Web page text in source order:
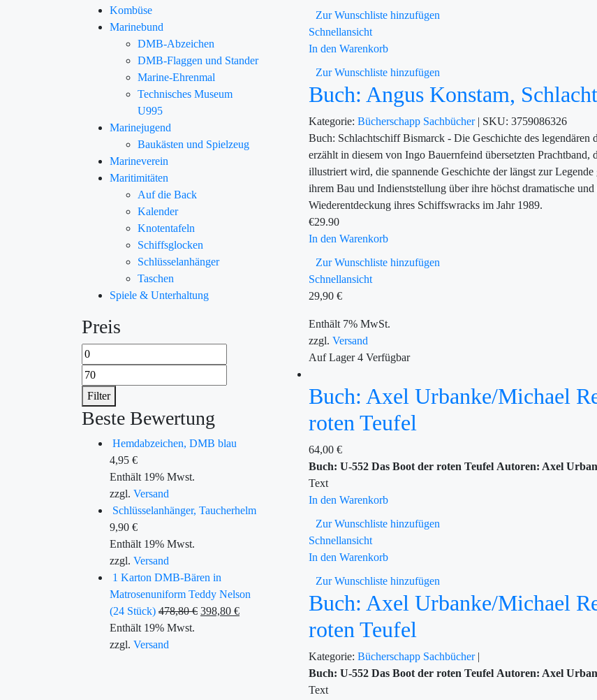
Kombüse
Marinebund
DMB-Abzeichen
DMB-Flaggen und Stander
Marine-Ehrenmal
Technisches Museum
U995
Marinejugend
Baukästen und Spielzeug
Marineverein
Maritimitäten
Auf die Back
Kalender
Knotentafeln
Schiffsglocken
Schlüsselanhänger
Taschen
Spiele & Unterhaltung
Preis
Filter
Beste Bewertung
Hemdabzeichen, DMB blau
4,95 €
Enthält 19% Mwst.
zzgl. Versand
Schlüsselanhänger, Taucherhelm
9,90 €
Enthält 19% Mwst.
zzgl. Versand
1 Karton DMB-Bären in
Matrosenuniform Teddy Nelson
(24 Stück) 478,80€ 398,80 €
Enthält 19% Mwst.
zzgl. Versand
Zur Wunschliste hinzufügen
Schnellansicht
In den Warenkorb
Zur Wunschliste hinzufügen
Buch: Angus Konstam,
Kategorie: Bücherschapp Sachbücher | SKU: 3759086326
Buch: Schlachtschiff Bismarck - Die Geschichte des
erzählt in diesem von Ingo Bauernfeind übersetzten
illustriert wird, die spannende Geschichte der längst zur
ihrem Bau und Indienststellung über ihre höchst dramatische
Wiederentdeckung ihres Schiffswracks im Jahr 1989.
€29.90
In den Warenkorb
Zur Wunschliste hinzufügen
Schnellansicht
29,90 €
Enthält 7% MwSt.
zzgl. Versand
Auf Lager4 Verfügbar
Buch: Axel Urbanke/Michael
roten Teufel
64,00 €
Buch: U-552 Das Boot der roten Teufel Autoren: Axel
Text
In den Warenkorb
Zur Wunschliste hinzufügen
Schnellansicht
In den Warenkorb
Zur Wunschliste hinzufügen
Buch: Axel Urbanke/Michael
roten Teufel
Kategorie: Bücherschapp Sachbücher |
Buch: U-552 Das Boot der roten Teufel Autoren: Axel
Text